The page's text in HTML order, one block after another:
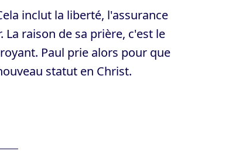
inclut la liberté, l'assurance
raison de sa prière, c'est le
Paul prie alors pour que
statut en Christ.